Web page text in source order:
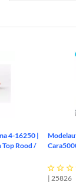
4-16250 |
Top Rood /
  
| 25826